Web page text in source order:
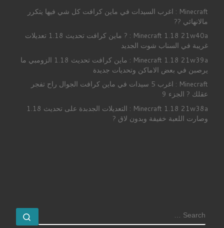
Minecraft : اغرب السيدات في ماين كرافت كل شي فيها يتكرر
مالانهائي ??
Minecraft 1.18 21w40a : ? ماين كرافت تحديث 1.18 تعديلات
غريبة في السناب شوت الجديد
Minecraft 1.18 21w39a : ماين كرافت تحديث 1.18 الزومبي ما
يرصبن في بعض الاماكن وتحديات جديدة
Minecraft : اغرب 5 سيدات في ماين كرافت الجوال راح تفجر
عقلك ? الجزء 9
Minecraft 1.18 21w38a : التعديلات الجدبدة على تحديث 1.18
وصارت اللعبة خفيفة وبدون لاق ?
SEARCH